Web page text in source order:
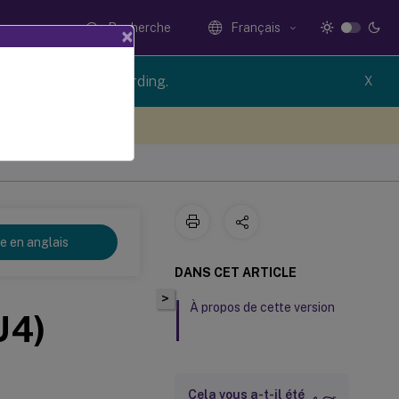
Recherche Français
of Session Recording. X
en anglais
>
DANS CET ARTICLE
À propos de cette version
Cela vous a-t-il été
×